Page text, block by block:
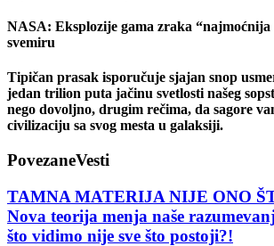
NASA: Eksplozije gama zraka “najmoćnija
svemiru
Tipičan prasak isporučuje sjajan snop
jedan trilion puta jačinu svetlosti našeg
nego dovoljno, drugim rečima, da sagore
civilizaciju sa svog mesta u galaksiji.
PovezaneVesti
TAMNA MATERIJA NIJE ONO
Nova teorija menja naše
što vidimo nije sve što postoji?!